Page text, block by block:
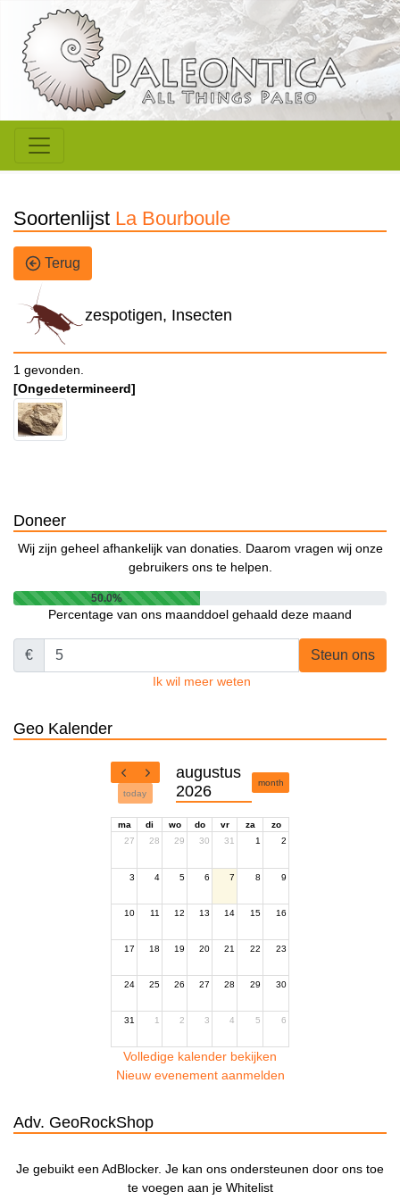
Soortenlijst La Bourboule
Terug
zespotigen, Insecten
1 gevonden.
[Ongedetermineerd]
Doneer
Wij zijn geheel afhankelijk van donaties. Daarom vragen wij onze
gebruikers ons te helpen.
50.0%
Percentage van ons maanddoel gehaald deze maand
€ Steun ons
Ik wil meer weten
Geo Kalender
today
augustus
2026
month
ma di wo do vr za
zo
27
28 29 30 31 1 2
3 4 5 6 7 8 9
10 11 12 13 14 15 16
17 18 19 20 21 22 23
24 25 26 27 28 29 30
31 1 2 3 4 5 6
Volledige kalender bekijken
Nieuw evenement aanmelden
Adv. GeoRockShop
Je gebuikt een AdBlocker. Je kan ons ondersteunen door ons toe
te voegen aan je Whitelist